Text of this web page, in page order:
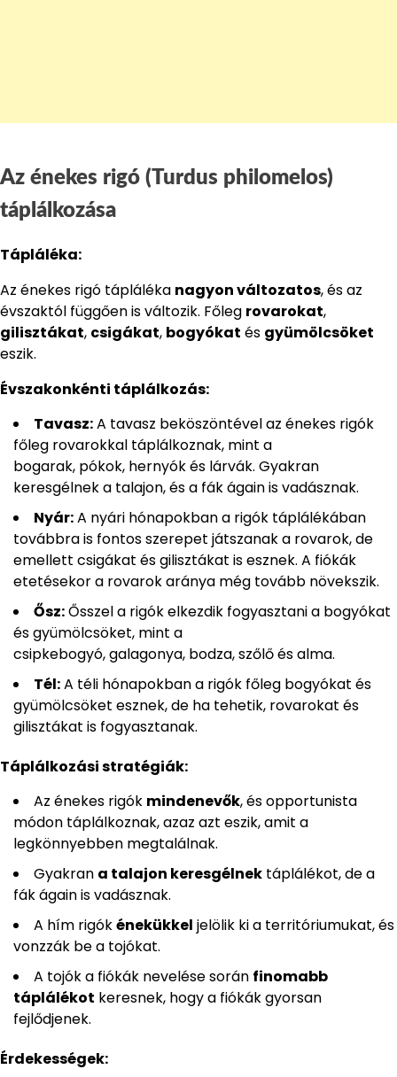
Az énekes rigó (Turdus philomelos)
táplálkozása
Tápláléka:
Az énekes rigó tápláléka nagyon változatos, és az
évszaktól függően is változik. Főleg rovarokat,
gilisztákat, csigákat, bogyókat és gyümölcsöket
eszik.
Évszakonkénti táplálkozás:
Tavasz:A tavasz beköszöntével az énekes rigók
főleg rovarokkal táplálkoznak, mint a
bogarak, pókok, hernyók és lárvák. Gyakran
keresgélnek a talajon, és a fák ágain is vadásznak.
Nyár:A nyári hónapokban a rigók táplálékában
továbbra is fontos szerepet játszanak a rovarok, de
emellett csigákat és gilisztákat is esznek. A fiókák
etetésekor a rovarok aránya még tovább növekszik.
Ősz:Ősszel a rigók elkezdik fogyasztani a bogyókat
és gyümölcsöket, mint a
csipkebogyó, galagonya, bodza, szőlő és alma.
Tél:A téli hónapokban a rigók főleg bogyókat és
gyümölcsöket esznek, de ha tehetik, rovarokat és
gilisztákat is fogyasztanak.
Táplálkozási stratégiák:
Az énekes rigók mindenevők, és opportunista
módon táplálkoznak, azaz azt eszik, amit a
legkönnyebben megtalálnak.
Gyakran a talajon keresgélnek táplálékot, de a
fák ágain is vadásznak.
A hím rigókénekükkel jelölik ki a territóriumukat, és
vonzzák be a tojókat.
A tojók a fiókák nevelése során finomabb
táplálékot keresnek, hogy a fiókák gyorsan
fejlődjenek.
Érdekességek: